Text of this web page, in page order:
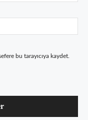
bu tarayıcıya kaydet.